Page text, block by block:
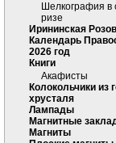
Шелкография в
ризе
Ирининская
Календарь
2026 год
Книги
Акафисты
Колокольчики из
хрусталя
Лампады
Магнитные
Магниты